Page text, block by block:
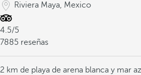
Riviera Maya, Mexico
4.5/5
7885 reseñas
2 km de playa de arena blanca y mar